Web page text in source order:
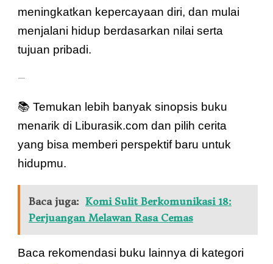
meningkatkan kepercayaan diri, dan mulai
menjalani hidup berdasarkan nilai serta
tujuan pribadi.
—
📚 Temukan lebih banyak sinopsis buku
menarik di Liburasik.com dan pilih cerita
yang bisa memberi perspektif baru untuk
hidupmu.
Baca juga: Komi Sulit Berkomunikasi 18:
Perjuangan Melawan Rasa Cemas
Baca rekomendasi buku lainnya di kategori